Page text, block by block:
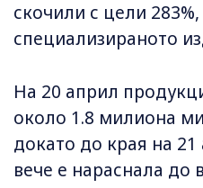
скочили с цели
специализираното
На 20 април
около 1.8 милиона
докато до края на
вече е нараснала до